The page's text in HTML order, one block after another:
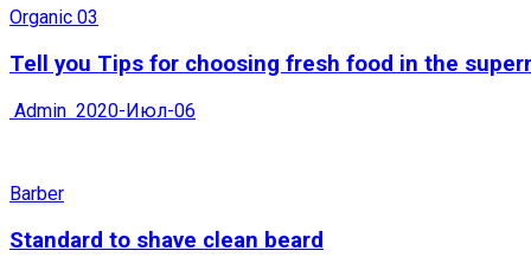
Organic 03
Tell you Tips for choosing fresh food in the
Admin 2020-Июл-06
Barber
Standard to shave clean beard